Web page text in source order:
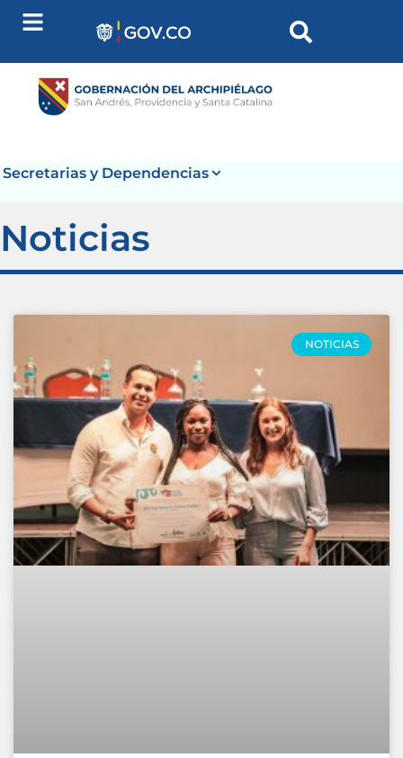
Secretarias y Dependencias
Noticias
NOTICIAS